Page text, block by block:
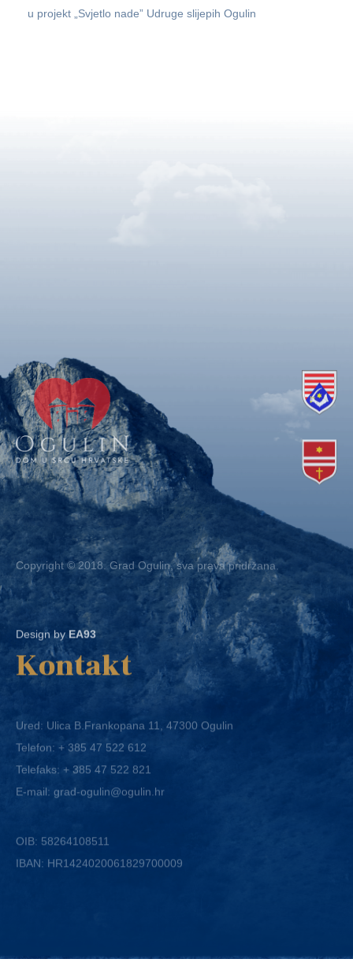
u projekt „Svjetlo nade” Udruge slijepih Ogulin
Copyright © 2018. Grad Ogulin, sva prava pridržana.
Design by EA93
Kontakt
Ured: Ulica B.Frankopana 11, 47300 Ogulin
Telefon: + 385 47 522 612
Telefaks:
+ 385 47 522 821
E-mail:
grad-ogulin@ogulin.hr
IBAN: HR1424020061829700009